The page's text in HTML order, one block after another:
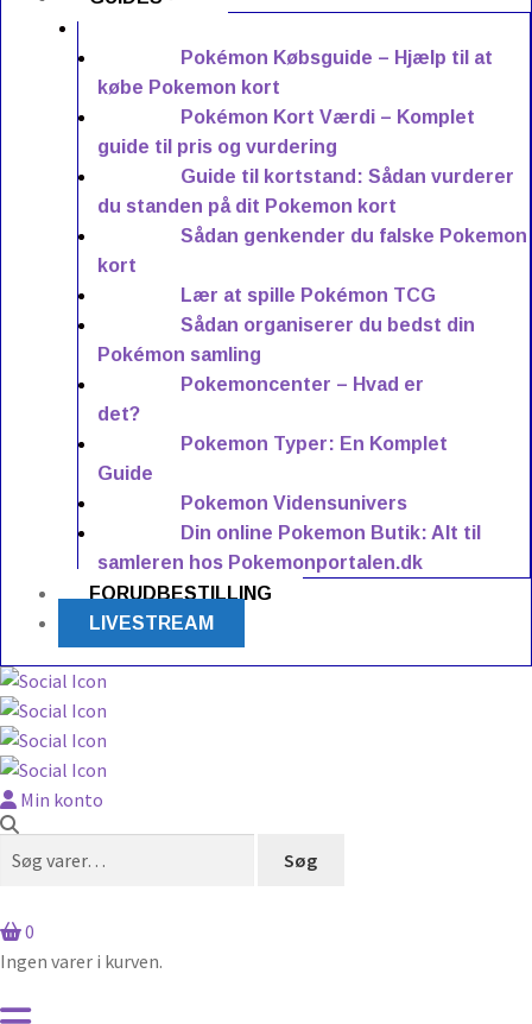
Pokémon Købsguide – Hjælp til at
købe Pokemon kort
Pokémon Kort Værdi – Komplet
guide til pris og vurdering
Guide til kortstand: Sådan vurderer
du standen på dit Pokemon kort
Sådan genkender du falske Pokemon
kort
Lær at spille Pokémon TCG
Sådan organiserer du bedst din
Pokémon samling
Pokemoncenter – Hvad er
det?
Pokemon Typer: En Komplet
Guide
Pokemon Vidensunivers
Din online Pokemon Butik: Alt til
samleren hos Pokemonportalen.dk
FORUDBESTILLING
LIVESTREAM
Min konto
efter:
Søg
0
Ingen varer i kurven.